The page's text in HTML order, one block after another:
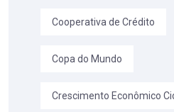
Cooperativa de Crédito
Copa do Mundo
Crescimento Econômico